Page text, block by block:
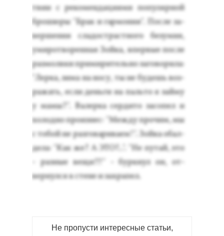
твии с ре­комен­да­ци­ями по­пуляр­ной
бро­шюры "Брак и гар­мо­ния". Пос­ле за­
вер­ше­ния сла­дос­трастно­го бе­зумия,
уми­рот­во­рен­ная Зой­ка, впер­вые пос­ле
раз­мол­вки при­мири­тель­но за­гово­рила:
"Лер­ка, зи­ма на но­су, ты не бу­дешь воз­
ра­жать, ес­ли день­ги на паль­то я зай­му
у ма­мы?". Ва­лер­ка сер­ди­то за­сопел и
хо­лод­но про­из­нес: "Меж­ду про­чим, мы
с то­бой не раз­го­вари­ва­ем!". Зой­ка обал­
де­ла: "Как же? А ЭТО?..". "Не пу­тай, это
- раз­ные ве­щи!!!" - бур­кнул он, от­
вернул­ся к сте­не и зах­ра­пел.
Не пропусти интересные статьи,